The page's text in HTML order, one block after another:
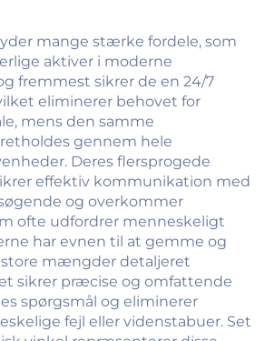
mange stærke fordele, som
aktiver i moderne
fremmest sikrer de en 24/7
eliminerer behovet for
mens den samme
gennem hele
Deres flersprogede
effektiv kommunikation med
og overkommer
ofte udfordrer menneskeligt
har evnen til at gemme og
mængder detaljeret
sikrer præcise og omfattende
spørgsmål og eliminerer
fejl eller videnstabuer. Set